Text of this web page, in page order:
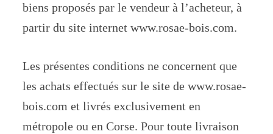
biens proposés par le vendeur à l’acheteur, à
partir du site internet www.rosae-bois.com.
Les présentes conditions ne concernent que
les achats effectués sur le site de www.rosae-
bois.com et livrés exclusivement en
métropole ou en Corse. Pour toute livraison